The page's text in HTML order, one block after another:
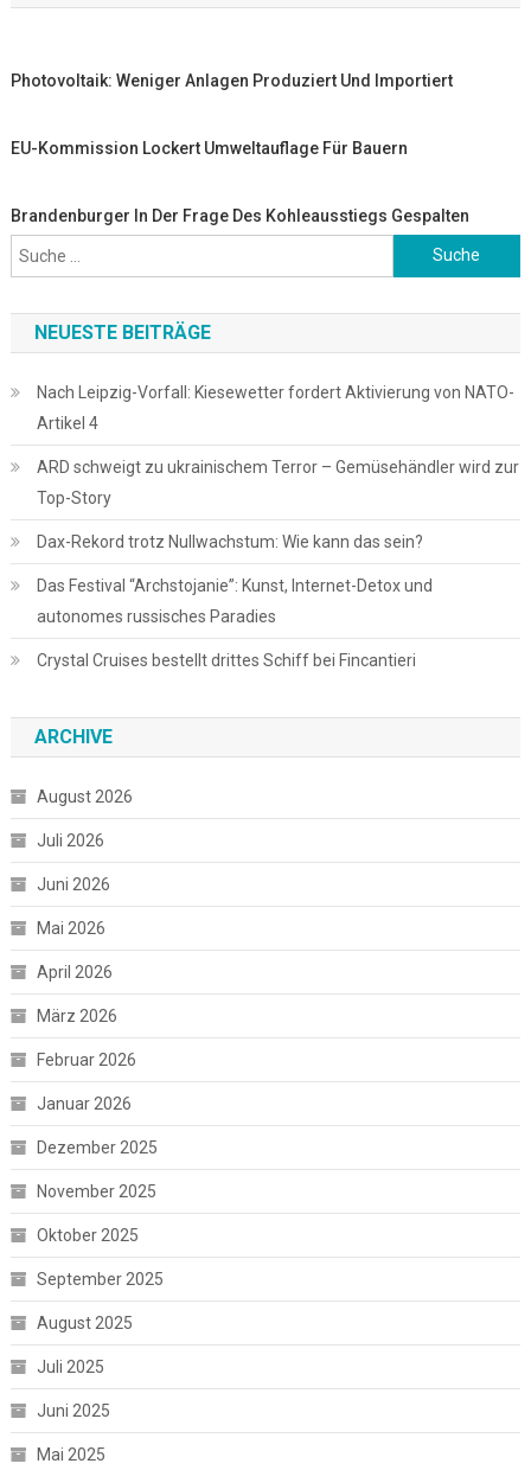
Photovoltaik: Weniger Anlagen Produziert Und Importiert
EU-Kommission Lockert Umweltauflage Für Bauern
Brandenburger In Der Frage Des Kohleausstiegs Gespalten
Suche
nach:
NEUESTE BEITRÄGE
Nach Leipzig-Vorfall: Kiesewetter fordert Aktivierung von NATO-
Artikel 4
ARD schweigt zu ukrainischem Terror – Gemüsehändler wird zur
Top-Story
Dax-Rekord trotz Nullwachstum: Wie kann das sein?
Das Festival “Archstojanie”: Kunst, Internet-Detox und
autonomes russisches Paradies
Crystal Cruises bestellt drittes Schiff bei Fincantieri
ARCHIVE
August 2026
Juli 2026
Juni 2026
Mai 2026
April 2026
März 2026
Februar 2026
Januar 2026
Dezember 2025
November 2025
Oktober 2025
September 2025
August 2025
Juli 2025
Juni 2025
Mai 2025